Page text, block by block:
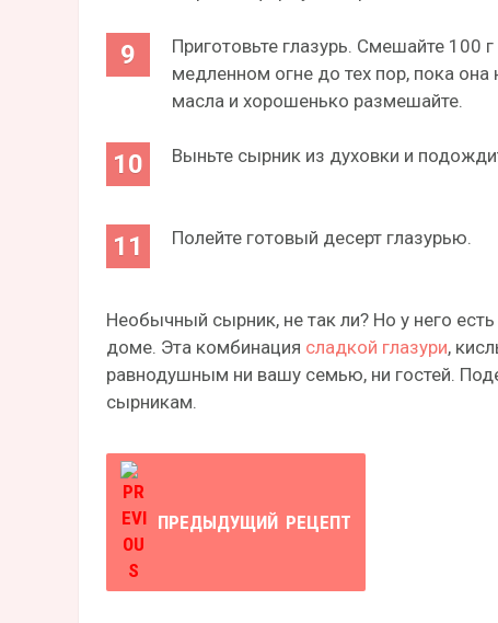
Приготовьте глазурь. Смешайте 100
медленном огне до тех пор, пока она
масла и хорошенько размешайте.
Выньте сырник из духовки и
Полейте готовый десерт глазурью.
Необычный сырник, не так ли? Но у него
доме. Эта комбинация сладкой глазури,
равнодушным ни вашу семью, ни гостей.
сырникам.
ПРЕДЫДУЩИЙ РЕЦЕПТ